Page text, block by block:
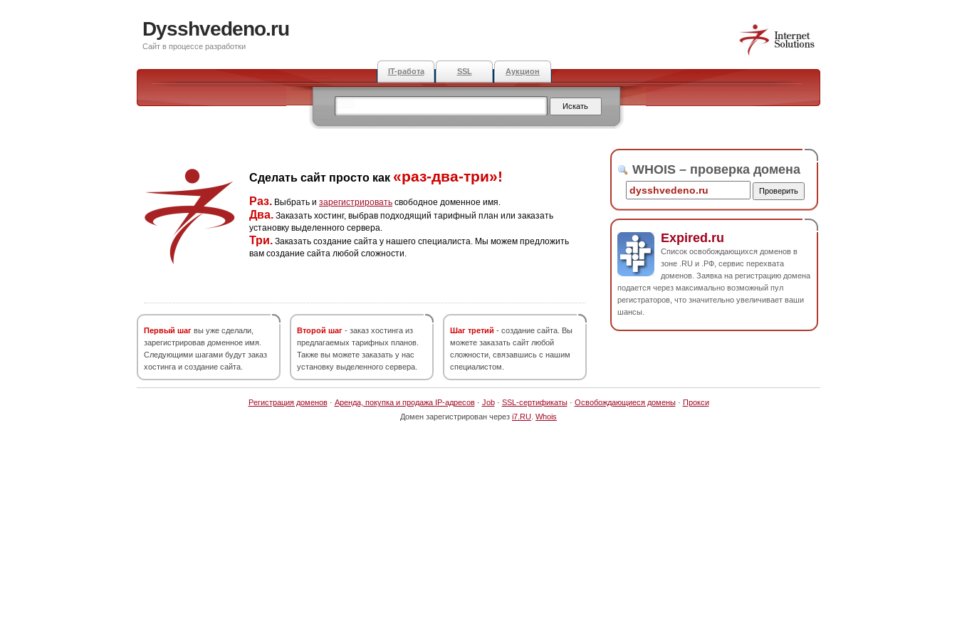
Dysshvedeno.ru
Сайт в процессе разработки
IT-работа SSL Аукцион
Сделать сайт просто как «раз-два-три»!
Раз. Выбрать и зарегистрировать свободное доменное имя.
Два. Заказать хостинг, выбрав подходящий тарифный план или заказать
установку выделенного сервера.
Три. Заказать создание сайта у нашего специалиста. Мы можем предложить
вам создание сайта любой сложности.
Первый шаг вы уже сделали,
зарегистрировав доменное имя.
Следующими шагами будут заказ
хостинга и создание сайта.
Второй шаг - заказ хостинга из
предлагаемых тарифных планов.
Также вы можете заказать у нас
установку выделенного сервера.
Шаг третий - создание сайта. Вы
можете заказать сайт любой
сложности, связавшись с нашим
специалистом.
WHOIS – проверка домена
Expired.ru
Список освобождающихся доменов в
зоне .RU и .РФ, сервис перехвата
доменов. Заявка на регистрацию домена
подается через максимально возможный пул
регистраторов, что значительно увеличивает ваши
шансы.
Регистрация доменов· Аренда, покупка и продажа IP-адресов· Job· SSL-сертификаты· Освобождающиеся домены· Прокси
Домен зарегистрирован через i7.RU Whois